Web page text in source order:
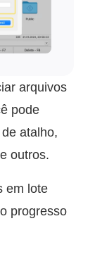
arquivos
pode
atalho,
outros.
em lote
progresso